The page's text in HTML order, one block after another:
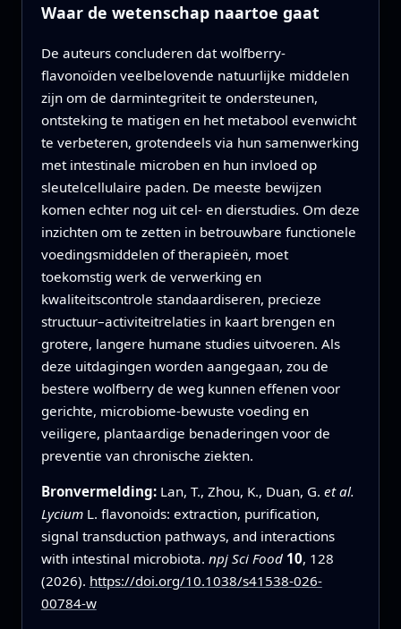
Waar de wetenschap naartoe gaat
De auteurs concluderen dat wolfberry-
flavonoïden veelbelovende natuurlijke middelen
zijn om de darmintegriteit te ondersteunen,
ontsteking te matigen en het metabool evenwicht
te verbeteren, grotendeels via hun samenwerking
met intestinale microben en hun invloed op
sleutelcellulaire paden. De meeste bewijzen
komen echter nog uit cel- en dierstudies. Om deze
inzichten om te zetten in betrouwbare functionele
voedingsmiddelen of therapieën, moet
toekomstig werk de verwerking en
kwaliteitscontrole standaardiseren, precieze
structuur–activiteitrelaties in kaart brengen en
grotere, langere humane studies uitvoeren. Als
deze uitdagingen worden aangegaan, zou de
bestere wolfberry de weg kunnen effenen voor
gerichte, microbiome-bewuste voeding en
veiligere, plantaardige benaderingen voor de
preventie van chronische ziekten.
Bronvermelding: Lan, T., Zhou, K., Duan, G. et al.
LyciumL. flavonoids: extraction, purification,
signal transduction pathways, and interactions
with intestinal microbiota. npj Sci Food 10, 128
(2026). https://doi.org/10.1038/s41538-026-
00784-w